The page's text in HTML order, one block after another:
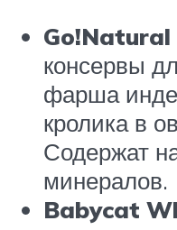
Go!Natural
консервы
фарша
кролика в
Содержат
минералов.
Babycat